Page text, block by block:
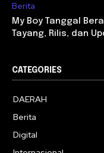
Berita
My Boy Tanggal
Tayang, Rilis, dan
CATEGORIES
DAERAH
Berita
Digital